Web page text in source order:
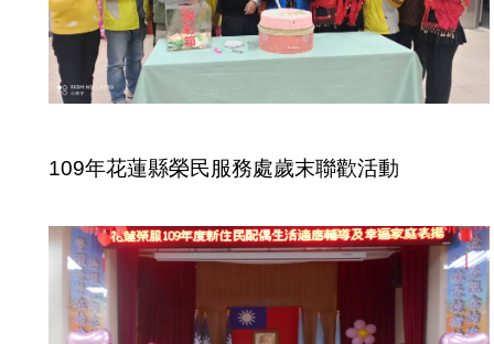
109年花蓮縣榮民服務處歲末聯歡活動